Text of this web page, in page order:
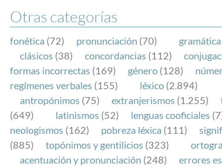
FundéuRAE es una fundación patrocinada por la
y la Real Academia Española, cuyo objetivo es
el buen uso del español en los medios de
Internet.
Otras categorías
fonética (72) pronunciación (70) gramática
clásicos (38) concordancias (112)
formas incorrectas (169) género (128)
regímenes verbales (155) léxico (2.894)
antropónimos (75) extranjerismos (1.255)
(649)
latinismos (52) lenguas cooficiales
neologismos (162) pobreza léxica (111)
(885)
topónimos y gentilicios (323)
acentuación y pronunciación (248)
errores